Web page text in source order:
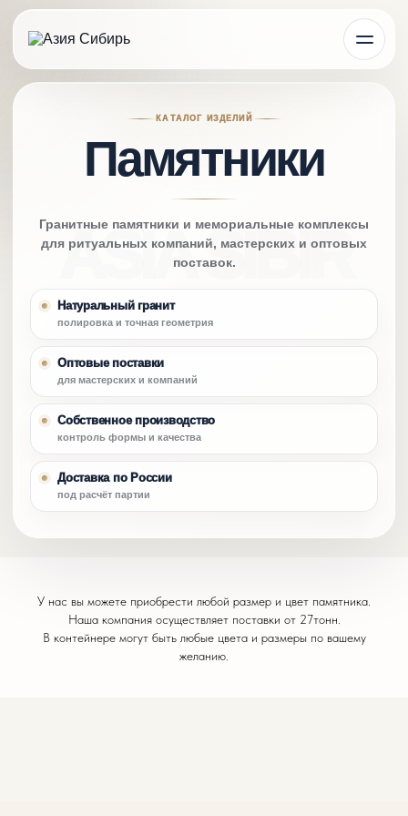
КАТАЛОГ ИЗДЕЛИЙ
Памятники
Гранитные памятники и мемориальные комплексы
для ритуальных компаний, мастерских и оптовых
поставок.
Натуральный гранит
полировка и точная геометрия
Оптовые поставки
для мастерских и компаний
Собственное производство
контроль формы и качества
Доставка по России
под расчёт партии
У нас вы можете приобрести любой размер и цвет памятника.
Наша компания осуществляет поставки от 27тонн.
В контейнере могут быть любые цвета и размеры по вашему
желанию.